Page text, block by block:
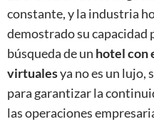
constante, y la industria
demostrado su capacidad
búsqueda de un hotel con
virtualesya no es un lujo,
para garantizar la
las operaciones